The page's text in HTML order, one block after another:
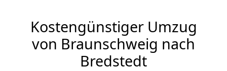
Kostengünstiger Umzug
von Braunschweig nach
Bredstedt